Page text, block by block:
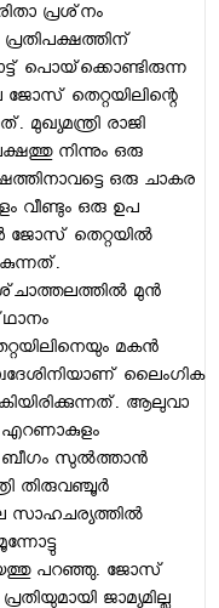
പ്രശ്‌നം
പൊയ്‌ക്കൊണ്ടിരുന്ന
തെറ്റയിലിന്റെ
രാജി
നിന്നും ഒരു
ഒരു ചാകര
വീണ്ടും ഒരു ഉപ
ജോസ്‌ തെറ്റയില്‍
മുന്‍
മകന്‍
ലൈംഗിക
ആലുവാ
എറണാകുളം
സുല്‍ത്താന്‍
തിരുവഞ്ചൂര്‍
സാഹചര്യത്തില്‍
പറഞ്ഞു. ജോസ്‌
ജാമ്യമില്ല